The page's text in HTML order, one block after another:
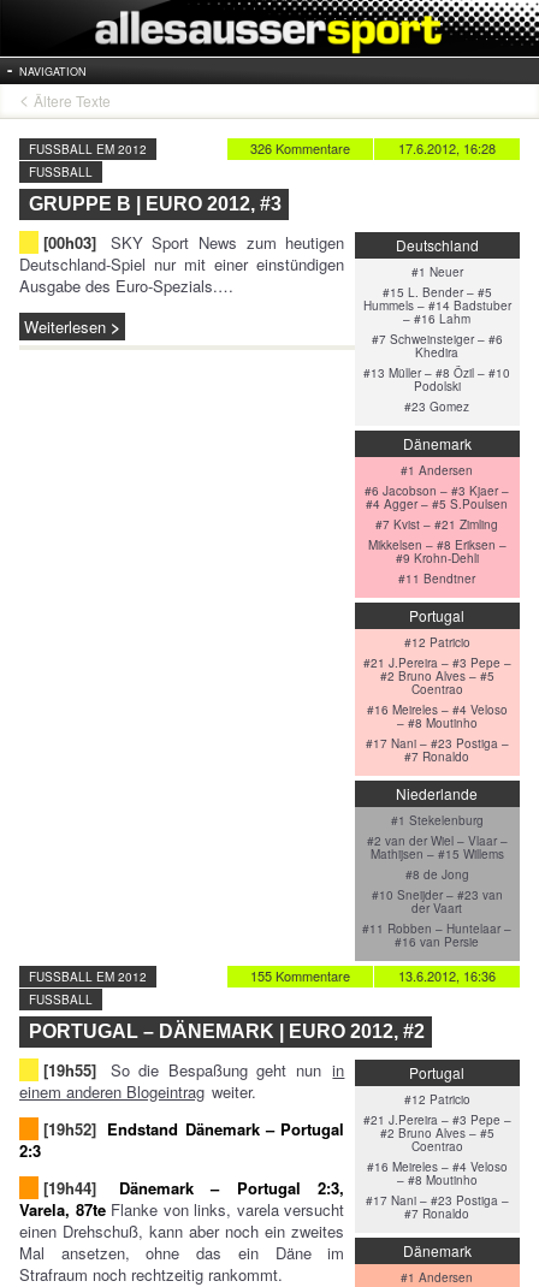
NAVIGATION
Ältere Texte
17.6.2012, 16:28
326 Kommentare
FUSSBALL EM 2012
FUSSBALL
GRUPPE B | EURO 2012, #3
Deutschland
#1 Neuer
#15 L. Bender – #5
Hummels – #14 Badstuber
– #16 Lahm
#7 Schweinsteiger – #6
Khedira
#13 Müller – #8 Özil – #10
Podolski
#23 Gomez
Dänemark
#1 Andersen
#6 Jacobson – #3 Kjaer –
#4 Agger – #5 S.Poulsen
#7 Kvist – #21 Zimling
Mikkelsen – #8 Eriksen –
#9 Krohn-Dehli
#11 Bendtner
Portugal
#12 Patricio
#21 J.Pereira – #3 Pepe –
#2 Bruno Alves – #5
Coentrao
#16 Meireles – #4 Veloso
– #8 Moutinho
#17 Nani – #23 Postiga –
#7 Ronaldo
Niederlande
#1 Stekelenburg
#2 van der Wiel – Vlaar –
Mathijsen – #15 Willems
#8 de Jong
#10 Sneijder – #23 van
der Vaart
#11 Robben – Huntelaar –
#16 van Persie
[00h03]
SKY Sport News zum heutigen
Deutschland-Spiel nur mit einer einstündigen
Ausgabe des Euro-Spezials.…
Weiterlesen
13.6.2012, 16:36
155 Kommentare
FUSSBALL EM 2012
FUSSBALL
PORTUGAL – DÄNEMARK | EURO 2012, #2
Portugal
#12 Patricio
#21 J.Pereira – #3 Pepe –
#2 Bruno Alves – #5
Coentrao
#16 Meireles – #4 Veloso
– #8 Moutinho
#17 Nani – #23 Postiga –
#7 Ronaldo
Dänemark
#1 Andersen
[19h55] So die Bespaßung geht nun in
einem anderen Blogeintrag weiter.
[19h52] Endstand Dänemark – Portugal
2:3
[19h44]
Dänemark – Portugal 2:3,
Varela, 87teFlanke von links, varela versucht
einen Drehschuß, kann aber noch ein zweites
Mal ansetzen, ohne das ein Däne im
Strafraum noch rechtzeitig rankommt.